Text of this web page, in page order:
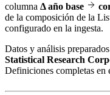
columna Δ año base
de la composición de la
configurado en la ingesta.
Datos y análisis
Statistical Research
Definiciones completas en